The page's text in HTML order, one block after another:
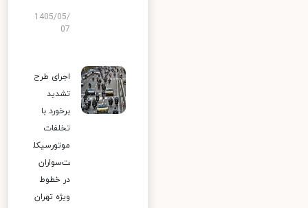
1405/05/
07
اجرای طرح
تشدید
برخورد با
تخلفات
موتورسیکل
ت‌سواران
در خطوط
ویژه تهران